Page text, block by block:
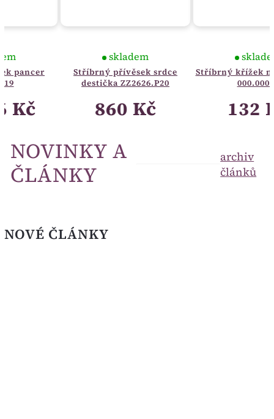
Stříbrný přívěsek srdce
destička ZZ2626.P20
860 Kč
Stříbrný křížek malý hladký
132 Kč
NOVINKY A
ČLÁNKY
archiv
článků
NOVÉ ČLÁNKY